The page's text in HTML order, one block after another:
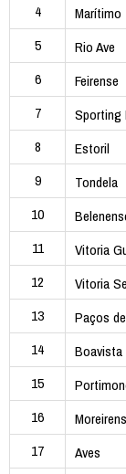
4
Marítimo
5
Rio Ave
6
Feirense
7
Sporting
8
Estoril
9
Tondela
10
11
Vitoria
12
Vitoria
13
Paços
14
Boavista
15
16
17
Aves